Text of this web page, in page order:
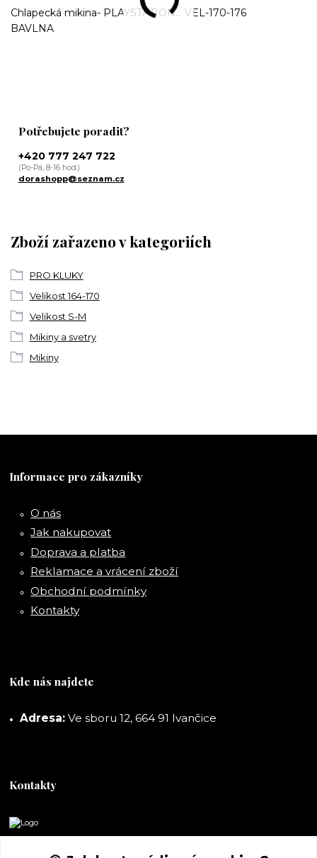
Chlapecká mikina- PLAYSTATION... VEL-170-176
BAVLNA
Zboží zařazeno v kategoriích
PRO KLUKY
Velikost 164-170
Velikost S-M
Mikiny a svetry
Mikiny
Potřebujete poradit?
+420 777 247 722
(Po-Pá, 8-16 hod.)
dorashopp@seznam.cz
Informace pro zákazníky
O nás
Jak nakupovat
Doprava a platba
Reklamace a vrácení zboží
Obchodní podmínky
Kontakty
Kde nás najdete
Adresa: Ve sboru 12, 664 91 Ivančice
Kontakty